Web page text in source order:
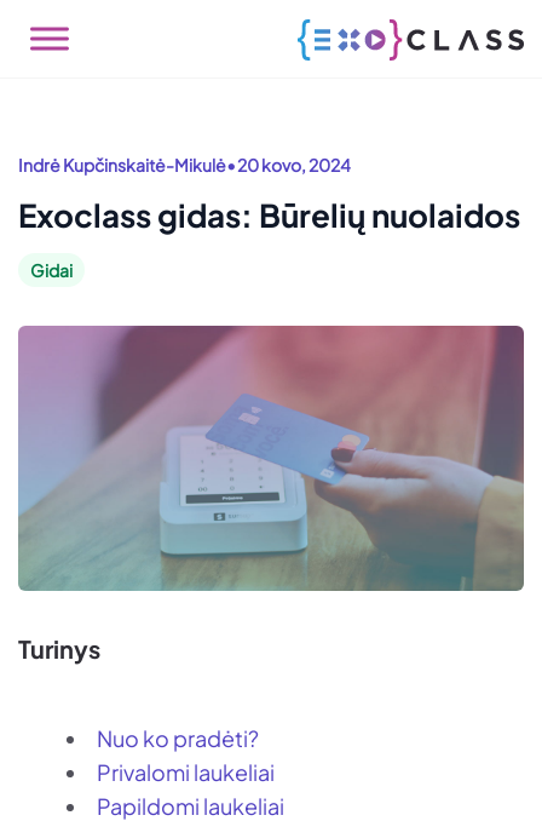
Indrė Kupčinskaitė-Mikulė•20 kovo, 2024
Exoclass gidas: Būrelių nuolaidos
Gidai
Turinys
Nuo ko pradėti?
Privalomi laukeliai
Papildomi laukeliai